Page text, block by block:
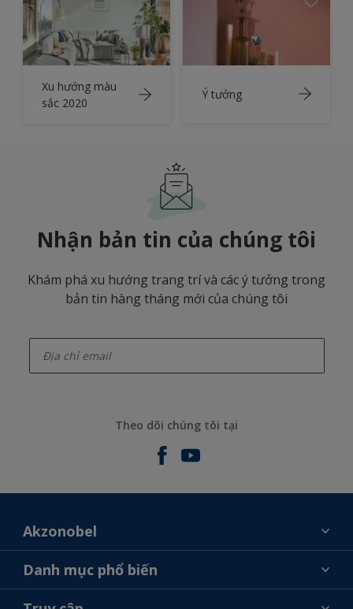
Xu hướng màu
sắc 2020
Ý tưởng
Nhận bản tin của chúng tôi
Khám phá xu hướng trang trí và các ý tưởng trong
bản tin hàng tháng mới của chúng tôi
Theo dõi chúng tôi tại
Akzonobel
Giới thiệu về AkzoNobel
Liên hệ chúng tôi
Danh mục phổ biến
Tìm màu sắc